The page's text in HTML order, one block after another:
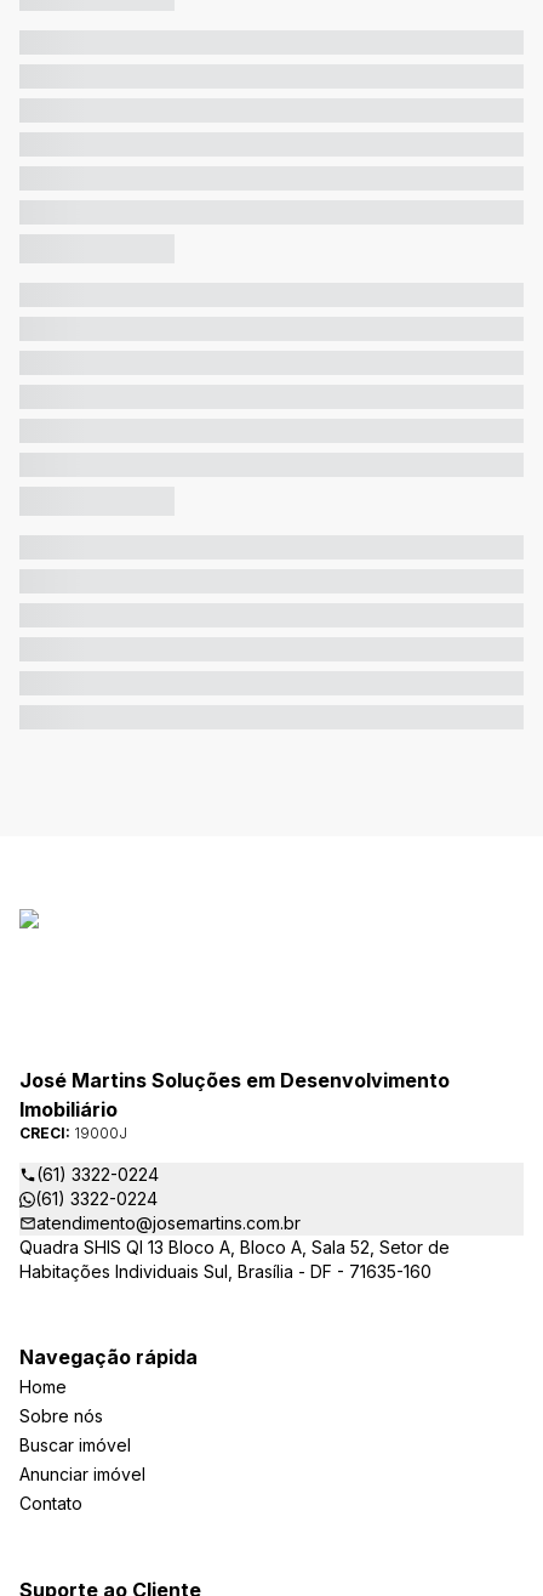
José Martins Soluções em Desenvolvimento
Imobiliário
CRECI: 19000J
(61) 3322-0224
(61) 3322-0224
atendimento@josemartins.com.br
Quadra SHIS QI 13 Bloco A, Bloco A, Sala 52, Setor de
Habitações Individuais Sul, Brasília - DF - 71635-160
Navegação rápida
Home
Sobre nós
Buscar imóvel
Anunciar imóvel
Contato
Suporte ao Cliente